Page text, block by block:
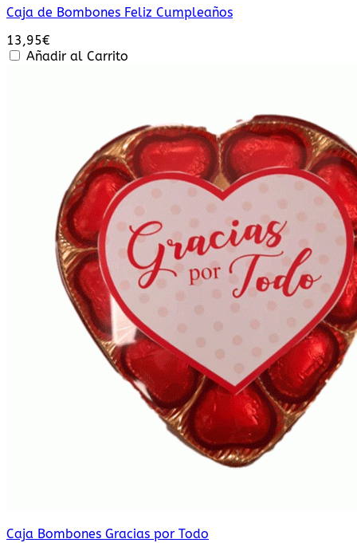
Caja de Bombones Feliz Cumpleaños
13,95€
Añadir al Carrito
Caja Bombones Gracias por Todo